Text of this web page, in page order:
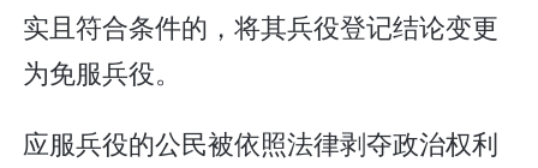
实且符合条件的，将其兵役登记结论变更
为免服兵役。
应服兵役的公民被依照法律剥夺政治权利